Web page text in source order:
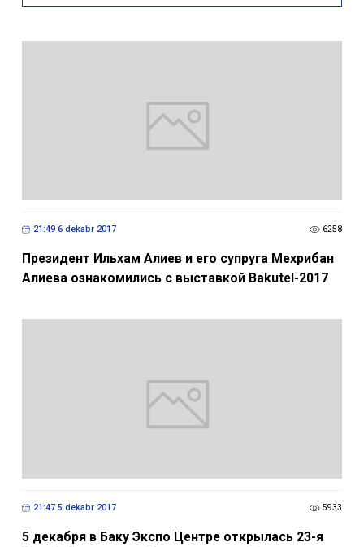
21:49 6 dekabr 2017 6258
Президент Ильхам Алиев и его супруга Мехрибан
Алиева ознакомились с выставкой Bakutel-2017
21:47 5 dekabr 2017 5933
5 декабря в Баку Экспо Центре открылась 23-я